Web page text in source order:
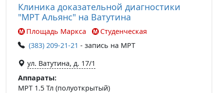
Клиника доказательной диагностики
"МРТ Альянс" на Ватутина
Площадь Маркса
Студенческая
(383) 209-21-21 - запись на МРТ
ул. Ватутина, д. 17/1
Аппараты:
МРТ 1.5 Тл (полуоткрытый)